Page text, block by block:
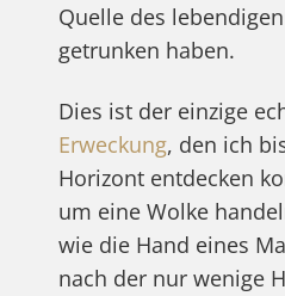
Quelle des
getrunken haben.
Dies ist der einzige
Erweckung, den ich
Horizont entdecken
um eine Wolke
wie die Hand eines
nach der nur wenige